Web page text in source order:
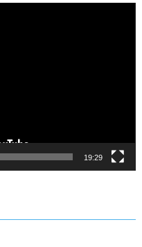
19:29